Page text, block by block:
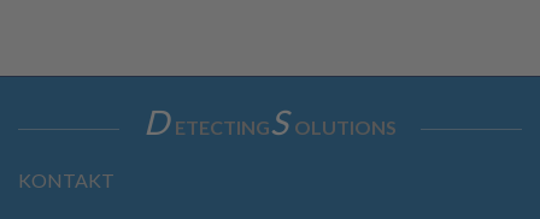
D ETECTINGS OLUTIONS
KONTAKT